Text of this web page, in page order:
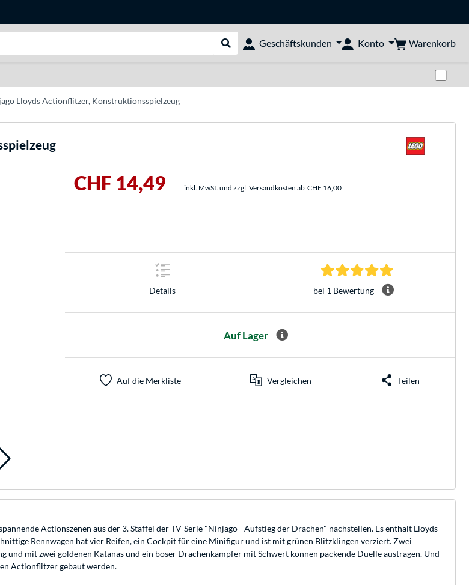
Suche durchführen
Geschäftskunden Konto Warenkorb
Lloyds Actionflitzer, Konstruktionsspielzeug
CHF 14,49 inkl. MwSt. und zzgl. Versandkosten ab CHF 16,00
Details
5.0 Sterne bei 1
bei 1 Bewertung
Auf Lager
Auf die Merkliste Vergleichen Teilen
Actionszenen aus der 3. Staffel der TV-Serie "Ninjago - Aufstieg der Drachen" nachstellen. Es enthält Lloyds
Rennwagen hat vier Reifen, ein Cockpit für eine Minifigur und ist mit grünen Blitzklingen verziert. Zwei
mit zwei goldenen Katanas und ein böser Drachenkämpfer mit Schwert können packende Duelle austragen. Und
Actionflitzer gebaut werden.